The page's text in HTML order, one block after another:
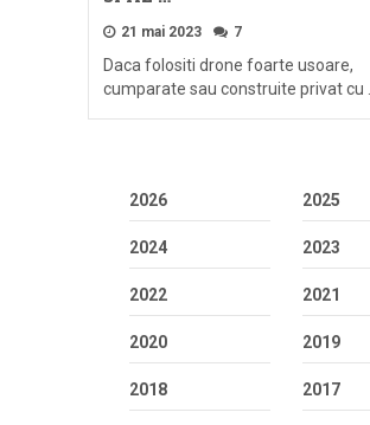
21 mai 2023 7
Daca folositi drone foarte usoare,
cumparate sau construite privat cu …
2026 2025
2024 2023
2022 2021
2020 2019
2018 2017